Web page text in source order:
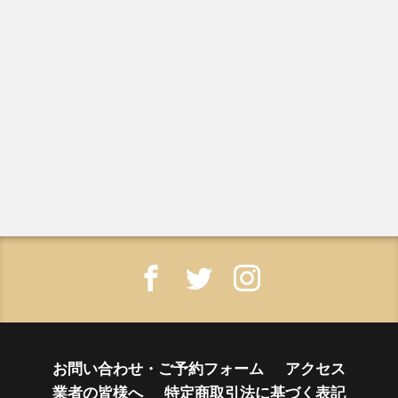
お問い合わせ・ご予約フォーム
アクセス
業者の皆様へ
特定商取引法に基づく表記